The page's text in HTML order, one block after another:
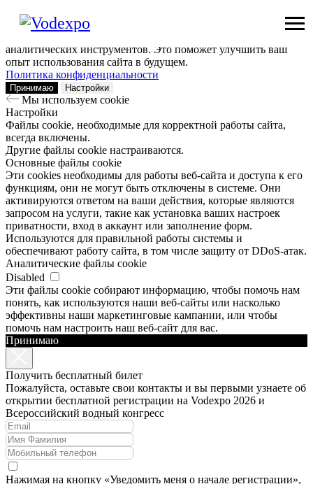
Мы используем сookie
Заходя на наш сайт, вы помогаете нам сделать его лучше: мы
аналитических инструментов. Это поможет улучшить ваш
опыт использования сайта в будущем.
Политика конфиденциальности
Принимаю Настройки
Мы используем сookie
Настройки
Файлы cookie, необходимые для корректной работы сайта,
всегда включены.
Другие файлы cookie настраиваются.
Основные файлы cookie
Эти cookies необходимы для работы веб-сайта и доступа к его
функциям, они не могут быть отключены в системе. Они
активируются ответом на ваши действия, которые являются
запросом на услуги, такие как установка ваших настроек
приватности, вход в аккаунт или заполнение форм.
Используются для правильной работы системы и
обеспечивают работу сайта, в том числе защиту от DDoS-атак.
Аналитические файлы cookie
Disabled
Эти файлы cookie собирают информацию, чтобы помочь нам
понять, как используются наши веб-сайты или насколько
эффективны наши маркетинговые кампании, или чтобы
помочь нам настроить наш веб-сайт для вас.
Принимаю
Получить бесплатный билет
Пожалуйста, оставьте свои контакты и вы первыми узнаете об
открытии бесплатной регистрации на Vodexpo 2026 и
Всероссийский водный конгресс
Нажимая на кнопку «Уведомить меня о начале регистрации»,